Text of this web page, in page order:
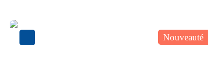
Comprises par mois dont 4,00 Euros de provisions pour charges
(régularisation annuelle). Dépôt de garantie : 172,00 Euros.
Honoraires charge locataire : 252,00 Euros TTC. Nouveauté